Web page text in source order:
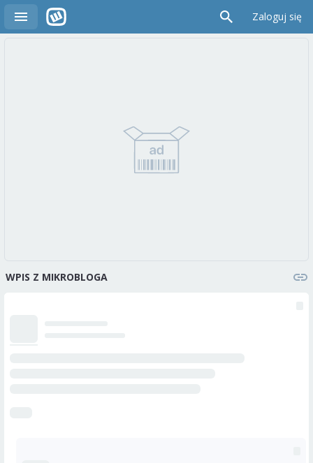
Zaloguj się
WPIS Z MIKROBLOGA